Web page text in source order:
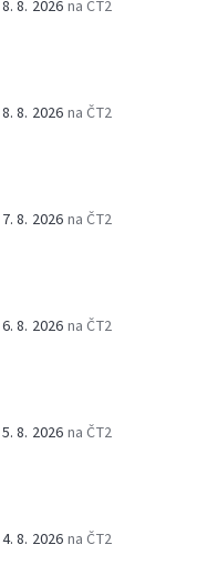
8. 8. 2026 na ČT2
8. 8. 2026 na ČT2
7. 8. 2026 na ČT2
6. 8. 2026 na ČT2
5. 8. 2026 na ČT2
4. 8. 2026 na ČT2